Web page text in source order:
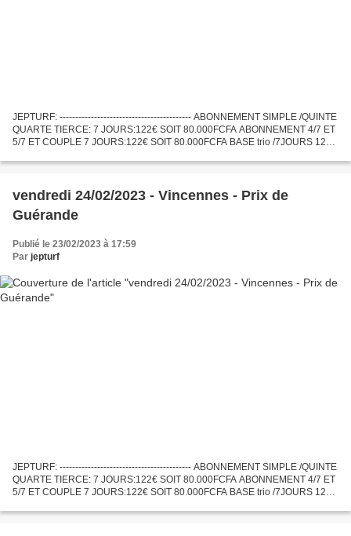
JEPTURF: ------------------------------------------ ABONNEMENT SIMPLE /QUINTE
QUARTE TIERCE: 7 JOURS:122€ SOIT 80.000FCFA ABONNEMENT 4/7 ET
5/7 ET COUPLE 7 JOURS:122€ SOIT 80.000FCFA BASE trio /7JOURS 122€
vendredi 24/02/2023 - Vincennes - Prix de
Guérande
Publié le 23/02/2023 à 17:59
Par jepturf
JEPTURF: ------------------------------------------ ABONNEMENT SIMPLE /QUINTE
QUARTE TIERCE: 7 JOURS:122€ SOIT 80.000FCFA ABONNEMENT 4/7 ET
5/7 ET COUPLE 7 JOURS:122€ SOIT 80.000FCFA BASE trio /7JOURS 122€